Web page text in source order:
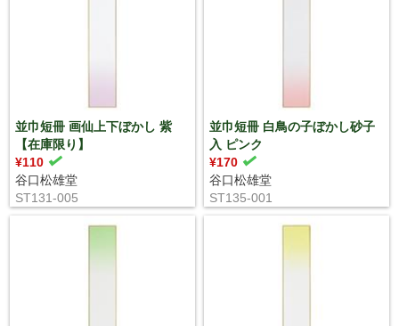
並巾短冊 画仙上下ぼかし 紫
【在庫限り】
¥110
谷口松雄堂
ST131-005
並巾短冊 白鳥の子ぼかし砂子
入 ピンク
¥170
谷口松雄堂
ST135-001